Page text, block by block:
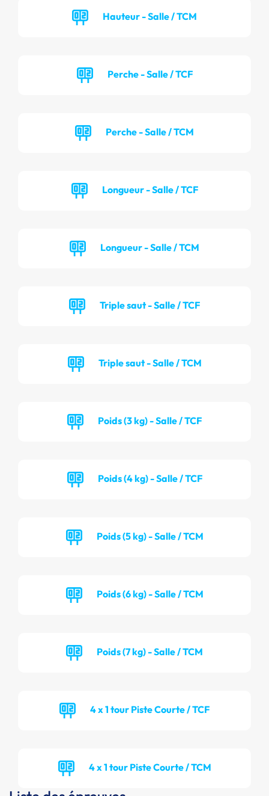
Hauteur - Salle / TCM
Perche - Salle / TCF
Perche - Salle / TCM
Longueur - Salle / TCF
Longueur - Salle / TCM
Triple saut - Salle / TCF
Triple saut - Salle / TCM
Poids (3 kg) - Salle / TCF
Poids (4 kg) - Salle / TCF
Poids (5 kg) - Salle / TCM
Poids (6 kg) - Salle / TCM
Poids (7 kg) - Salle / TCM
4 x 1 tour Piste Courte / TCF
4 x 1 tour Piste Courte / TCM